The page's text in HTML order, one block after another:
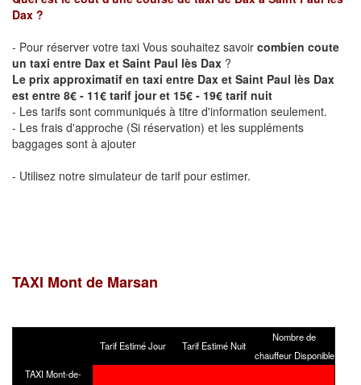
Dax ?
- Pour réserver votre taxi Vous souhaitez savoir combien coute
un taxi entre Dax et Saint Paul lès Dax ?
Le prix approximatif en taxi entre Dax et Saint Paul lès Dax
est entre 8€ - 11€ tarif jour et 15€ - 19€ tarif nuit
- Les tarifs sont communiqués à titre d'information seulement.
- Les frais d'approche (Si réservation) et les suppléments
baggages sont à ajouter
- Utilisez notre simulateur de tarif pour estimer.
TAXI Mont de Marsan
Tarif Estimé Jour Tarif Estimé Nuit
Nombre de
chauffeur Disponible
TAXI Mont-de-